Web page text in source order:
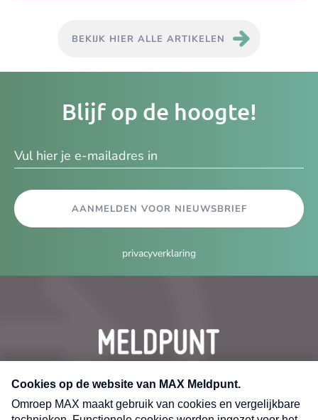
BEKIJK HIER ALLE ARTIKELEN
Blijf op de hoogte!
AANMELDEN VOOR NIEUWSBRIEF
privacyverklaring
CONTACT